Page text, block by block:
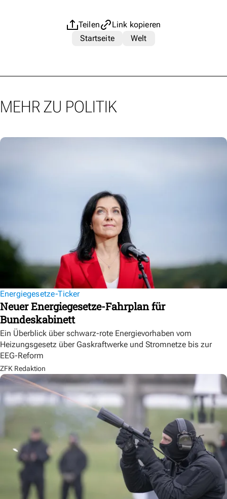
Teilen
Link kopieren
Startseite
Welt
MEHR ZU POLITIK
Energiegesetze-Ticker
Neuer Energiegesetze-Fahrplan für
Bundeskabinett
Ein Überblick über schwarz-rote Energievorhaben vom
Heizungsgesetz über Gaskraftwerke und Stromnetze bis zur
EEG-Reform
ZFK Redaktion